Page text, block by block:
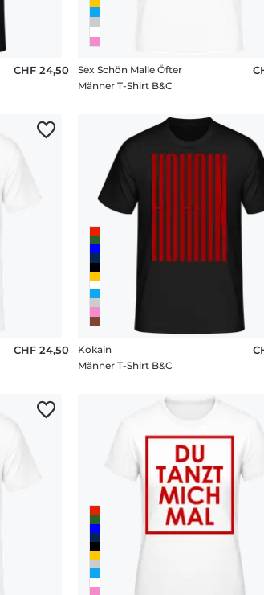
CHF 24,50
Sex Schön Malle Öfter
Männer T-Shirt B&C
CHF 24,50
Kokain
Männer T-Shirt B&C